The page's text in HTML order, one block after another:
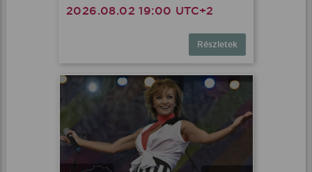
2026.08.02 19:00 UTC+2
Részletek